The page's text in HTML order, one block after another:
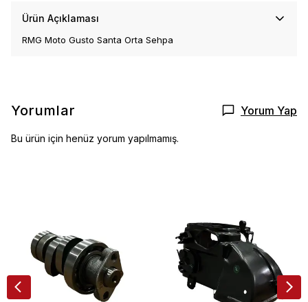
Ürün Açıklaması
RMG Moto Gusto Santa Orta Sehpa
Yorumlar Yorum Yap
Bu ürün için henüz yorum yapılmamış.